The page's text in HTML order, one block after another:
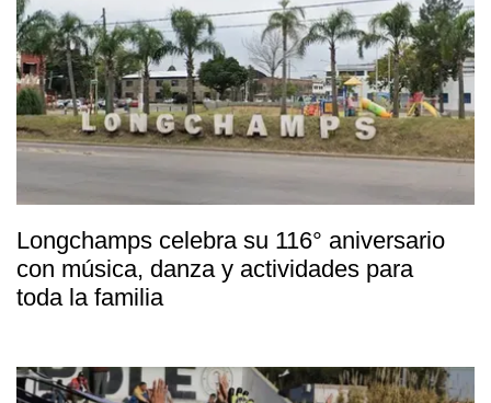
Longchamps celebra su 116° aniversario
con música, danza y actividades para
toda la familia